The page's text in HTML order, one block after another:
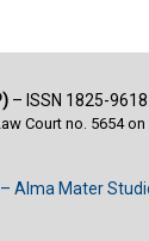
– ISSN 1825-9618
Court no. 5654 on
Alma Mater